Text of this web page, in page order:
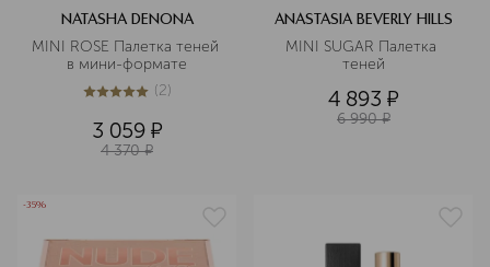
NATASHA DENONA
MINI ROSE Палетка теней
в мини-формате
5из 52 (2)
3 059 ¤
4 370 ¤
ANASTASIA BEVERLY HILLS
MINI SUGAR Палетка
теней
4 893 ¤
6 990 ¤
-35%